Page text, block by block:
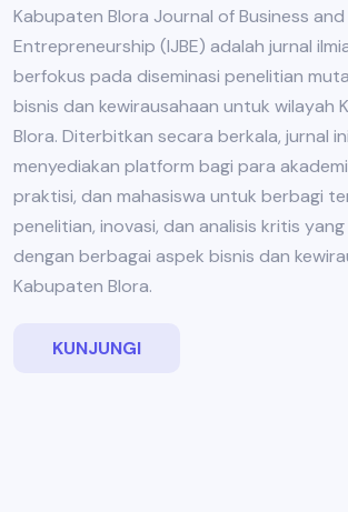
Kabupaten Blora Journal of Business and
Entrepreneurship (IJBE) adalah jurnal
berfokus pada diseminasi penelitian
bisnis dan kewirausahaan untuk wilayah
Blora. Diterbitkan secara berkala, jurnal ini
menyediakan platform bagi para
praktisi, dan mahasiswa untuk berbagi
penelitian, inovasi, dan analisis kritis
dengan berbagai aspek bisnis dan
Kabupaten Blora.
KUNJUNGI